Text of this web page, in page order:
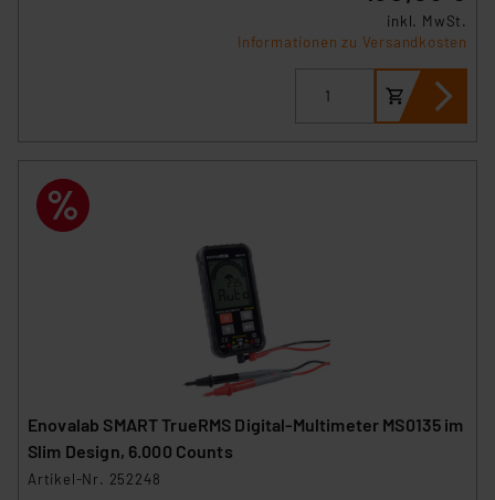
inkl. MwSt.
Informationen zu Versandkosten
Enovalab SMART TrueRMS Digital-Multimeter MS0135 im
Slim Design, 6.000 Counts
Artikel-Nr. 252248